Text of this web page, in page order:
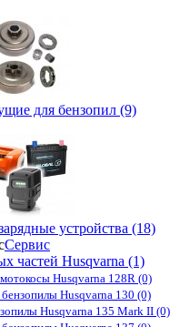
для бензопил (9)
устройства (18)
Сервис
частей Husqvarna (1)
Husqvarna 128R (0)
бензопилы Husqvarna 130 (0)
Husqvarna 135 Mark II (0)